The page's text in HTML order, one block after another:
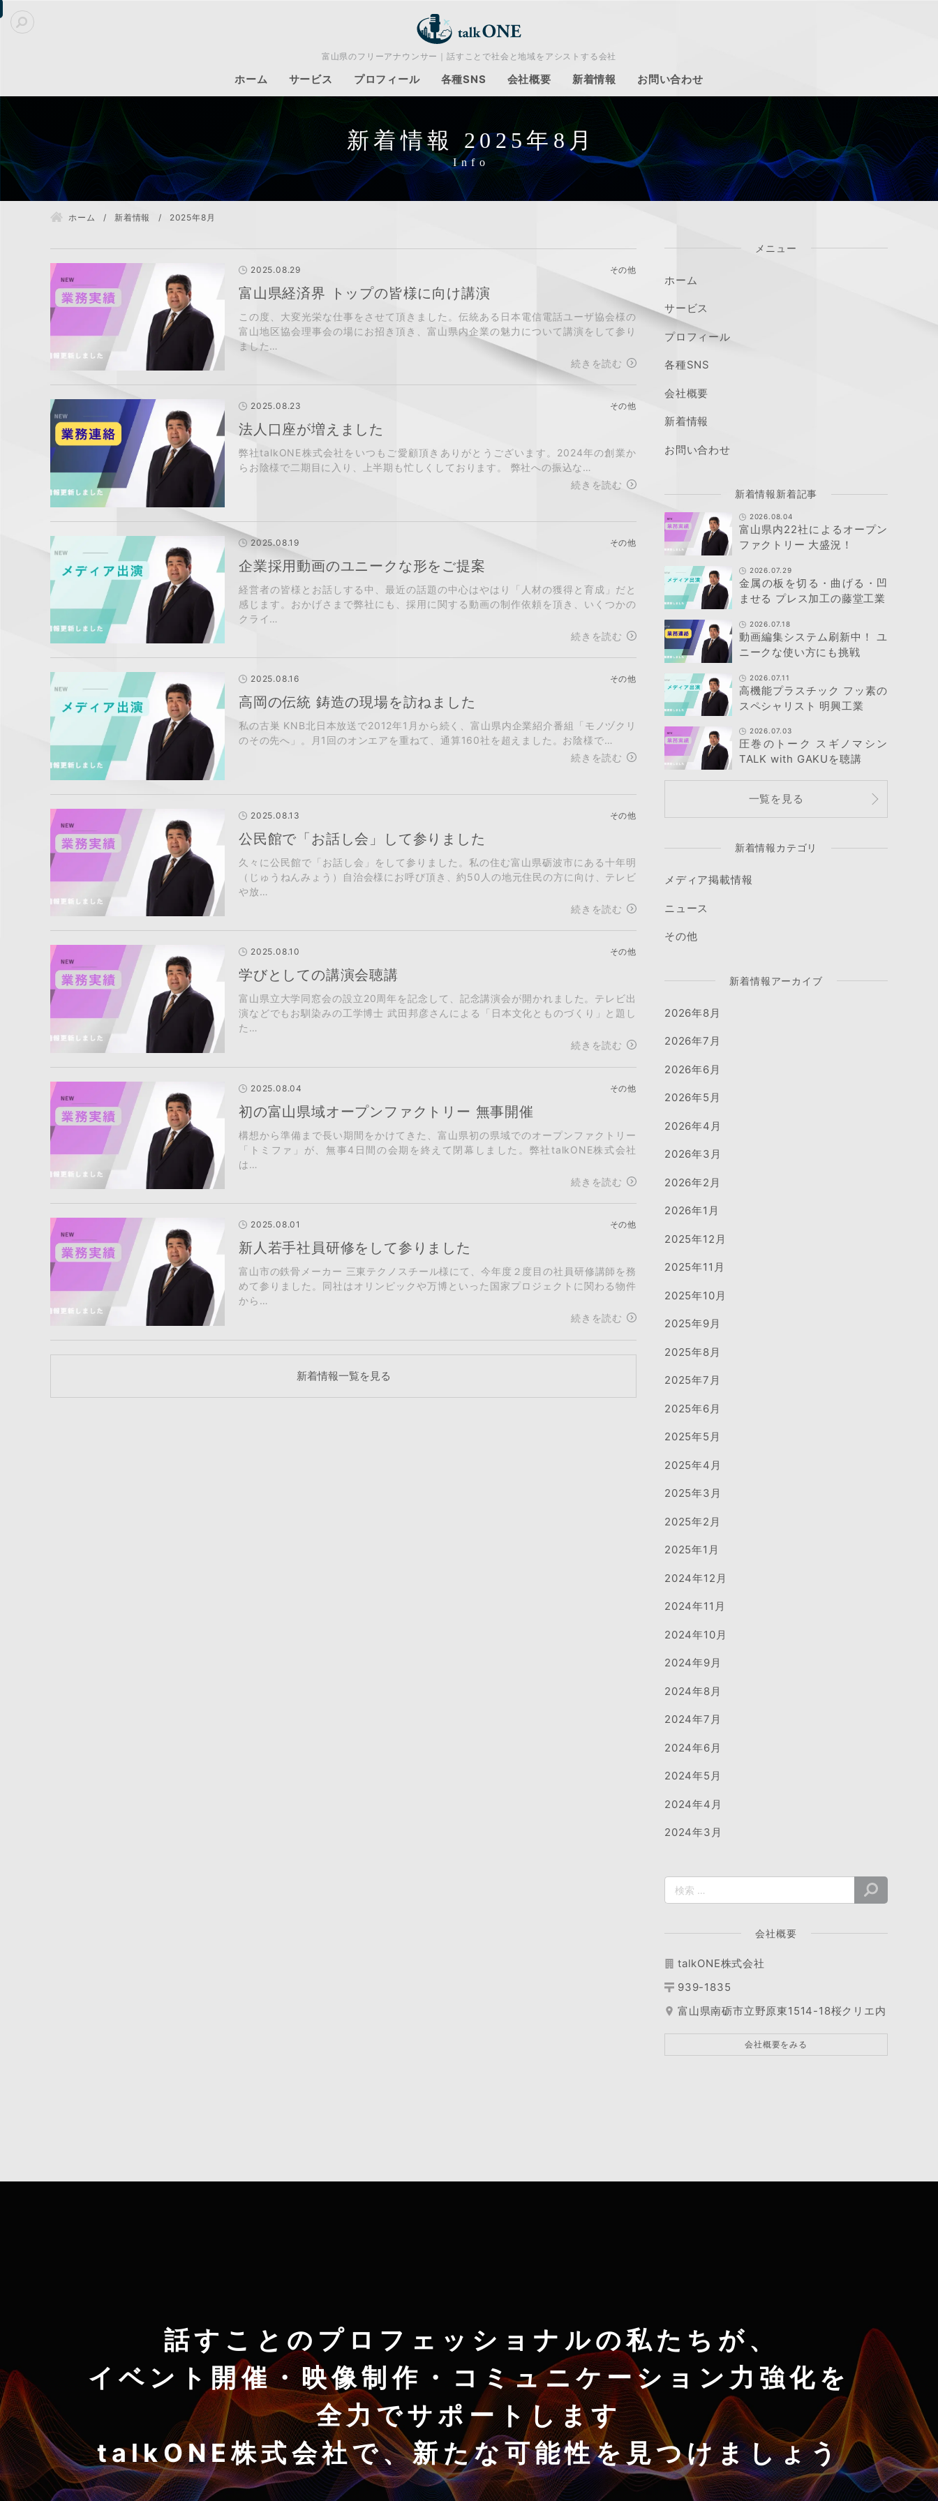
富山県のフリーアナウンサー｜話すことで社会と地域をアシストする会社
ホーム サービス プロフィール 各種SNS 会社概要 新着情報 お問い合わせ
新着情報 2025年8月
ホーム 新着情報 2025年8月
2025.08.29 その他
富山県経済界 トップの皆様に向け講演
この度、大変光栄な仕事をさせて頂きました。伝統ある日本電信電話ユーザ協会様の
富山地区協会理事会の場にお招き頂き、富山県内企業の魅力について講演をして参り
ました…
2025.08.23 その他
法人口座が増えました
弊社talkONE株式会社をいつもご愛顧頂きありがとうございます。2024年の創業か
らお陰様で二期目に入り、上半期も忙しくしております。 弊社への振込な…
2025.08.19 その他
企業採用動画のユニークな形をご提案
経営者の皆様とお話しする中、最近の話題の中心はやはり「人材の獲得と育成」だと
感じます。おかげさまで弊社にも、採用に関する動画の制作依頼を頂き、いくつかの
クライ…
2025.08.16 その他
高岡の伝統 鋳造の現場を訪ねました
私の古巣 KNB北日本放送で2012年1月から続く、富山県内企業紹介番組「モノヅクリ
のその先へ」。月1回のオンエアを重ねて、通算160社を超えました。お陰様で…
2025.08.13 その他
公民館で「お話し会」して参りました
久々に公民館で「お話し会」をして参りました。私の住む富山県砺波市にある十年明
（じゅうねんみょう）自治会様にお呼び頂き、約50人の地元住民の方に向け、テレビ
や放…
2025.08.10 その他
学びとしての講演会聴講
富山県立大学同窓会の設立20周年を記念して、記念講演会が開かれました。テレビ出
演などでもお馴染みの工学博士 武田邦彦さんによる「日本文化とものづくり」と題し
た…
2025.08.04 その他
初の富山県域オープンファクトリー 無事開催
構想から準備まで長い期間をかけてきた、富山県初の県域でのオープンファクトリー
「トミファ」が、無事4日間の会期を終えて閉幕しました。弊社talkONE株式会社
は…
2025.08.01 その他
新人若手社員研修をして参りました
富山市の鉄骨メーカー 三東テクノスチール様にて、今年度２度目の社員研修講師を務
めて参りました。同社はオリンピックや万博といった国家プロジェクトに関わる物件
から…
新着情報一覧を見る
メニュー
ホーム
サービス
プロフィール
各種SNS
会社概要
新着情報
お問い合わせ
新着情報新着記事
2026.08.04
富山県内22社によるオープン
ファクトリー 大盛況！
2026.07.29
金属の板を切る・曲げる・凹
ませる プレス加工の藤堂工業
2026.07.18
動画編集システム刷新中！ ユ
ニークな使い方にも挑戦
2026.07.11
高機能プラスチック フッ素の
スペシャリスト 明興工業
2026.07.03
圧巻のトーク スギノマシン
TALK with GAKUを聴講
一覧を見る
新着情報カテゴリ
メディア掲載情報
ニュース
その他
新着情報アーカイブ
2026年8月
2026年7月
2026年6月
2026年5月
2026年4月
2026年3月
2026年2月
2026年1月
2025年12月
2025年11月
2025年10月
2025年9月
2025年8月
2025年7月
2025年6月
2025年5月
2025年4月
2025年3月
2025年2月
2025年1月
2024年12月
2024年11月
2024年10月
2024年9月
2024年8月
2024年7月
2024年6月
2024年5月
2024年4月
2024年3月
会社概要
talkONE株式会社
939-1835
富山県南砺市立野原東1514-18桜クリエ内
会社概要をみる
話すことのプロフェッショナルの私たちが、
イベント開催・映像制作・コミュニケーション力強化を
全力でサポートします
talkONE株式会社で、新たな可能性を見つけましょう